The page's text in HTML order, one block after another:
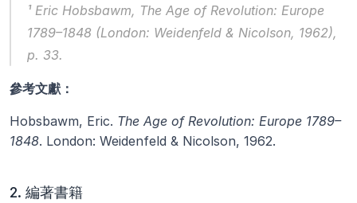
¹ Eric Hobsbawm, The Age of Revolution: Europe
1789–1848 (London: Weidenfeld & Nicolson, 1962),
p. 33.
參考文獻：
Hobsbawm, Eric. The Age of Revolution: Europe 1789–
1848. London: Weidenfeld & Nicolson, 1962.
2. 編著書籍